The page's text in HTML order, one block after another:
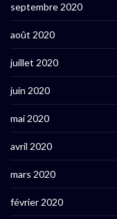
septembre 2020
août 2020
juillet 2020
juin 2020
mai 2020
avril 2020
mars 2020
février 2020